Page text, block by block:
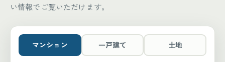
い情報でご覧いただけます。
マンション 一戸建て 土地